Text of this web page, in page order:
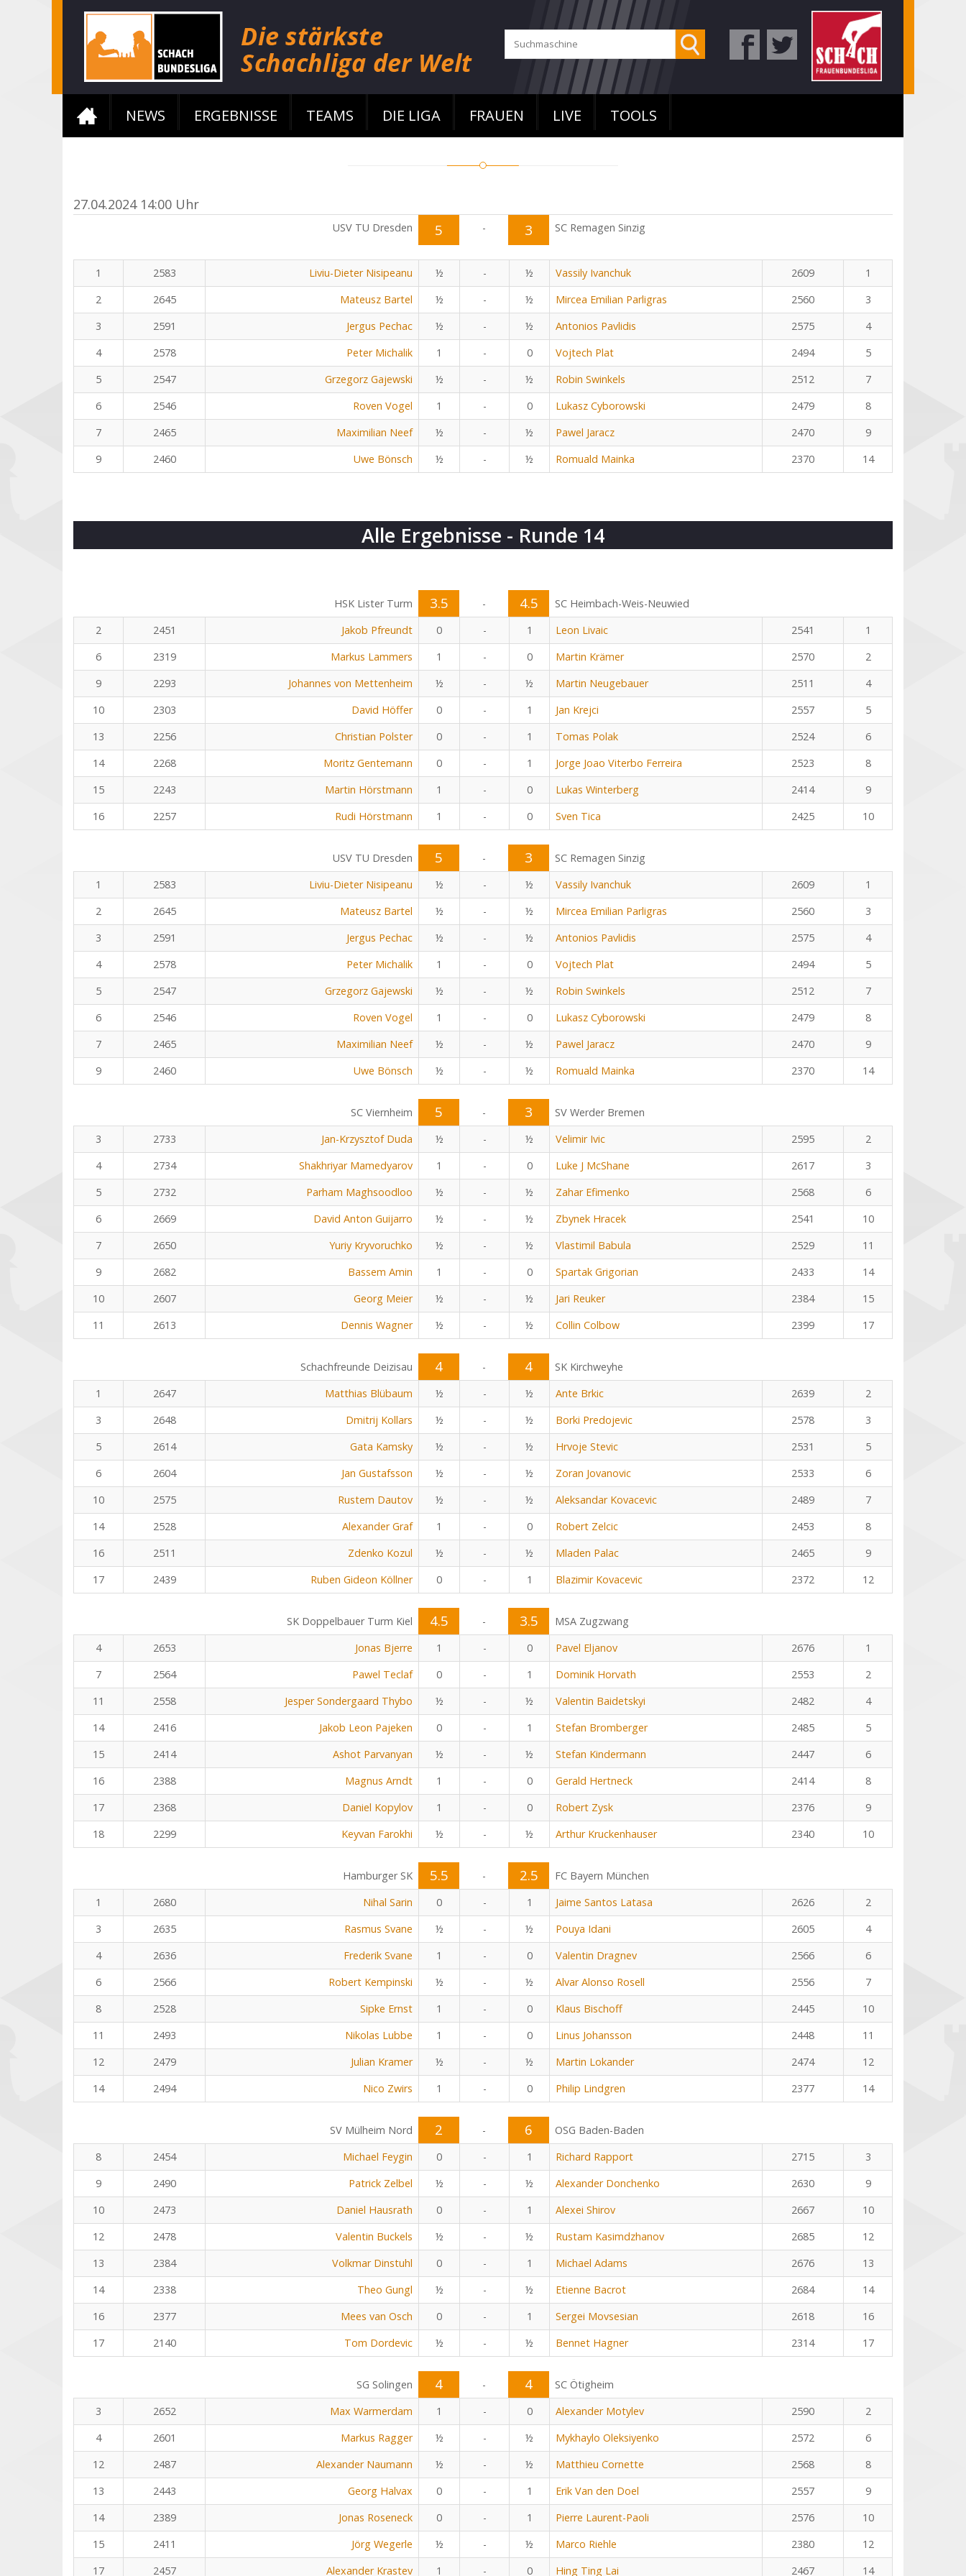
NEWS ERGEBNISSE TEAMS DIE LIGA FRAUEN LIVE TOOLS
27.04.2024 14:00 Uhr
USV TU Dresden 5 - 3 SC Remagen Sinzig
1 2583 Liviu-Dieter Nisipeanu ½ - ½ Vassily Ivanchuk 2609
1
2
2645 Mateusz Bartel ½ - ½ Mircea Emilian Parligras 2560
3
3
2591 Jergus Pechac ½ - ½ Antonios Pavlidis 2575
4
4
2578 Peter Michalik 1 - 0 Vojtech Plat 2494
5
5
2547 Grzegorz Gajewski ½ - ½ Robin Swinkels 2512
7
6
2546 Roven Vogel 1 - 0 Lukasz Cyborowski 2479
8
7
2465 Maximilian Neef ½ - ½ Pawel Jaracz 2470
9
9
2460 Uwe Bönsch ½ - ½ Romuald Mainka 2370 14
Alle Ergebnisse - Runde 14
HSK Lister Turm 3.5 - 4.5
SC Heimbach-Weis-Neuwied
2
2451 Jakob Pfreundt 0 - 1 Leon Livaic 2541
1
6
2319 Markus Lammers 1 - 0 Martin Krämer 2570
2
9
2293 Johannes von Mettenheim ½ - ½ Martin Neugebauer 2511
4
10
2303 David Höffer 0 - 1 Jan Krejci 2557
5
13
2256 Christian Polster 0 - 1 Tomas Polak 2524
6
14
2268 Moritz Gentemann 0 - 1 Jorge Joao Viterbo Ferreira 2523
8
15
2243 Martin Hörstmann 1 - 0 Lukas Winterberg 2414
9
16
2257 Rudi Hörstmann 1 - 0 Sven Tica 2425 10
USV TU Dresden 5 - 3
SC Remagen Sinzig
1
2583 Liviu-Dieter Nisipeanu ½ - ½ Vassily Ivanchuk 2609
1
2
2645 Mateusz Bartel ½ - ½ Mircea Emilian Parligras 2560
3
3
2591 Jergus Pechac ½ - ½ Antonios Pavlidis 2575
4
4
2578 Peter Michalik 1 - 0 Vojtech Plat 2494
5
5
2547 Grzegorz Gajewski ½ - ½ Robin Swinkels 2512
7
6
2546 Roven Vogel 1 - 0 Lukasz Cyborowski 2479
8
7
2465 Maximilian Neef ½ - ½ Pawel Jaracz 2470
9
9
2460 Uwe Bönsch ½ - ½ Romuald Mainka 2370 14
SC Viernheim 5 - 3
SV Werder Bremen
3
2733 Jan-Krzysztof Duda ½ - ½ Velimir Ivic 2595
2
4
2734 Shakhriyar Mamedyarov 1 - 0 Luke J McShane 2617
3
5
2732 Parham Maghsoodloo ½ - ½ Zahar Efimenko 2568
6
6
2669 David Anton Guijarro ½ - ½ Zbynek Hracek 2541
10
7
2650 Yuriy Kryvoruchko ½ - ½ Vlastimil Babula 2529
11
9
2682 Bassem Amin 1 - 0 Spartak Grigorian 2433
14
10
2607 Georg Meier ½ - ½ Jari Reuker 2384
15
11
2613 Dennis Wagner ½ - ½ Collin Colbow 2399 17
Schachfreunde Deizisau 4 - 4
SK Kirchweyhe
1
2647 Matthias Blübaum ½ - ½ Ante Brkic 2639
2
3
2648 Dmitrij Kollars ½ - ½ Borki Predojevic 2578
3
5
2614 Gata Kamsky ½ - ½ Hrvoje Stevic 2531
5
6
2604 Jan Gustafsson ½ - ½ Zoran Jovanovic 2533
6
10
2575 Rustem Dautov ½ - ½ Aleksandar Kovacevic 2489
7
14
2528 Alexander Graf 1 - 0 Robert Zelcic 2453
8
16
2511 Zdenko Kozul ½ - ½ Mladen Palac 2465
9
17
2439 Ruben Gideon Köllner 0 - 1 Blazimir Kovacevic 2372 12
SK Doppelbauer Turm Kiel 4.5 - 3.5
MSA Zugzwang
4
2653 Jonas Bjerre 1 - 0 Pavel Eljanov 2676
1
7
2564 Pawel Teclaf 0 - 1 Dominik Horvath 2553
2
11
2558 Jesper Sondergaard Thybo ½ - ½ Valentin Baidetskyi 2482
4
14
2416 Jakob Leon Pajeken 0 - 1 Stefan Bromberger 2485
5
15
2414 Ashot Parvanyan ½ - ½ Stefan Kindermann 2447
6
16
2388 Magnus Arndt 1 - 0 Gerald Hertneck 2414
8
17
2368 Daniel Kopylov 1 - 0 Robert Zysk 2376
9
18
2299 Keyvan Farokhi ½ - ½ Arthur Kruckenhauser 2340 10
Hamburger SK 5.5 - 2.5
FC Bayern München
1
2680 Nihal Sarin 0 - 1 Jaime Santos Latasa 2626
2
3
2635 Rasmus Svane ½ - ½ Pouya Idani 2605
4
4
2636 Frederik Svane 1 - 0 Valentin Dragnev 2566
6
6
2566 Robert Kempinski ½ - ½ Alvar Alonso Rosell 2556
7
8
2528 Sipke Ernst 1 - 0 Klaus Bischoff 2445
10
11
2493 Nikolas Lubbe 1 - 0 Linus Johansson 2448
11
12
2479 Julian Kramer ½ - ½ Martin Lokander 2474
12
14
2494 Nico Zwirs 1 - 0 Philip Lindgren 2377 14
SV Mülheim Nord 2 - 6
OSG Baden-Baden
8
2454 Michael Feygin 0 - 1 Richard Rapport 2715
3
9
2490 Patrick Zelbel ½ - ½ Alexander Donchenko 2630
9
10
2473 Daniel Hausrath 0 - 1 Alexei Shirov 2667
10
12
2478 Valentin Buckels ½ - ½ Rustam Kasimdzhanov 2685
12
13
2384 Volkmar Dinstuhl 0 - 1 Michael Adams 2676
13
14
2338 Theo Gungl ½ - ½ Etienne Bacrot 2684
14
16
2377 Mees van Osch 0 - 1 Sergei Movsesian 2618
16
17
2140 Tom Dordevic ½ - ½ Bennet Hagner 2314 17
SG Solingen 4 - 4
SC Ötigheim
3
2652 Max Warmerdam 1 - 0 Alexander Motylev 2590
2
4
2601 Markus Ragger ½ - ½ Mykhaylo Oleksiyenko 2572
6
12
2487 Alexander Naumann ½ - ½ Matthieu Cornette 2568
8
13
2443 Georg Halvax 0 - 1 Erik Van den Doel 2557
9
14
2389 Jonas Roseneck 0 - 1 Pierre Laurent-Paoli 2576
10
15
2411 Jörg Wegerle ½ - ½ Marco Riehle 2380
12
17
2457 Alexander Krastev 1 - 0 Hing Ting Lai 2467 14